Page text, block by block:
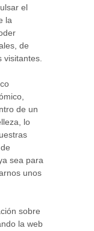
el
la
de
de un
lo
sea para
unos
sobre
la web